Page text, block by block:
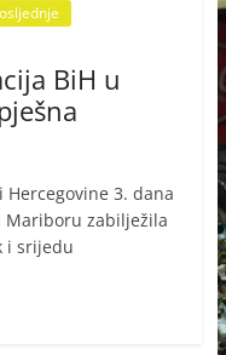
BiH u
Hercegovine 3. dana
Mariboru zabilježila
i srijedu